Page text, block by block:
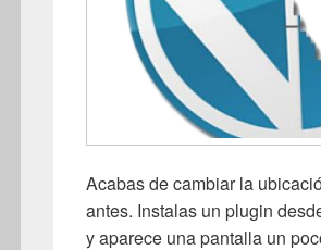
Acabas de cambiar la
antes. Instalas un plugin
y aparece una pantalla un